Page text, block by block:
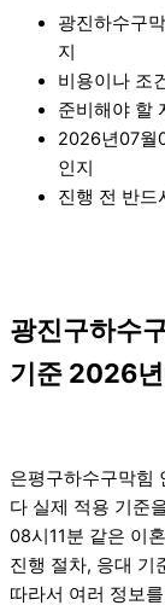
광진하수구
지
비용이나 조
준비해야 할
2026년07월
인지
진행 전 반드
광진구하수
기준 2026
은평구하수구막힘
다 실제 적용 기준
08시11분 같은 이
진행 절차, 응대 기
따라서 여러 정보